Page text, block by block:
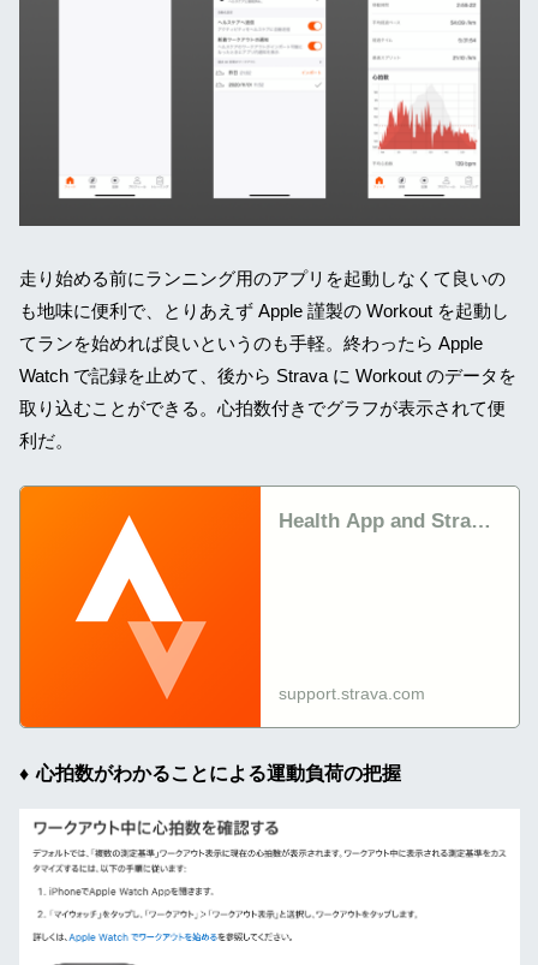
走り始める前にランニング用のアプリを起動しなくて良いの
も地味に便利で、とりあえず Apple 謹製の Workout を起動し
てランを始めれば良いというのも手軽。終わったら Apple
Watch で記録を止めて、後から Strava に Workout のデータを
取り込むことができる。心拍数付きでグラフが表示されて便
利だ。
Health App and Strava
support.strava.com
心拍数がわかることによる運動負荷の把握